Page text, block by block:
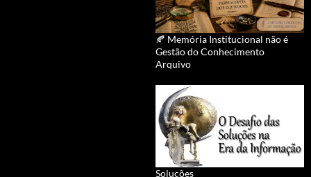
🍂 Memória Institucional não é
Gestão do Conhecimento
Arquivo
Soluções